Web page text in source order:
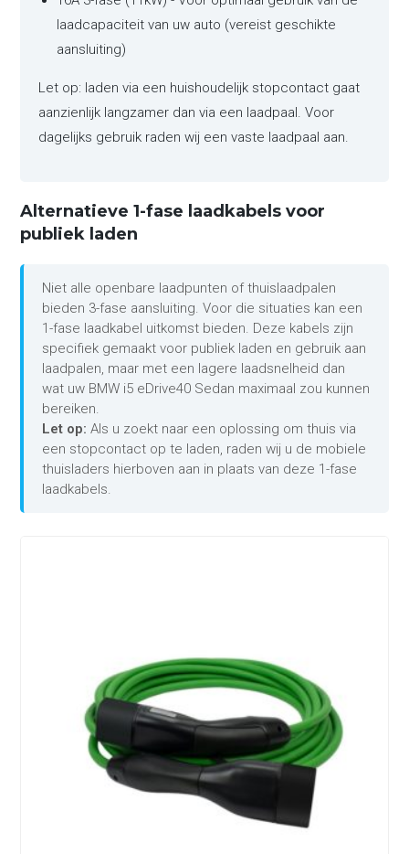
laadcapaciteit van uw auto (vereist geschikte
aansluiting)
Let op: laden via een huishoudelijk stopcontact gaat
aanzienlijk langzamer dan via een laadpaal. Voor
dagelijks gebruik raden wij een vaste laadpaal aan.
Alternatieve 1-fase laadkabels voor
publiek laden
Niet alle openbare laadpunten of thuislaadpalen
bieden 3-fase aansluiting. Voor die situaties kan een
1-fase laadkabel uitkomst bieden. Deze kabels zijn
specifiek gemaakt voor publiek laden en gebruik aan
laadpalen, maar met een lagere laadsnelheid dan
wat uw BMW i5 eDrive40 Sedan maximaal zou kunnen
bereiken.
Let op: Als u zoekt naar een oplossing om thuis via
een stopcontact op te laden, raden wij u de mobiele
thuisladers hierboven aan in plaats van deze 1-fase
laadkabels.